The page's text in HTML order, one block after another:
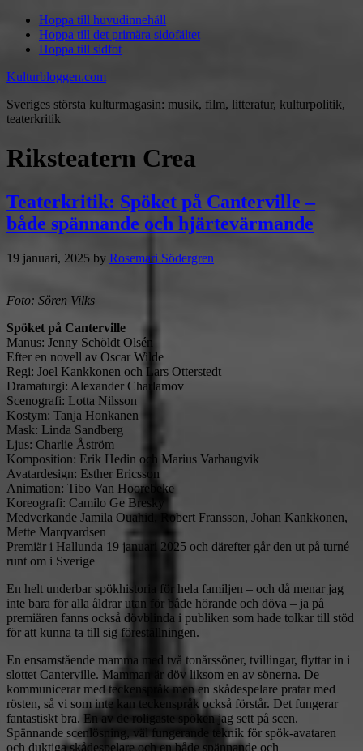
Hoppa till huvudinnehåll
Hoppa till det primära sidofältet
Hoppa till sidfot
Kulturbloggen.com
Sveriges största kulturmagasin: musik, film, litteratur, kulturpolitik,
teaterkritik
Riksteatern Crea
Teaterkritik: Spöket på Canterville –
både spännande och hjärtevärmande
19 januari, 2025 by Rosemari Södergren
Foto: Sören Vilks
Spöket på Canterville
Manus: Jenny Schöldt Olsén
Efter en novell av Oscar Wilde
Regi: Joel Kankkonen och Lars Otterstedt
Dramaturgi: Alexander Charlamov
Scenografi: Lotta Nilsson
Kostym: Tanja Honkanen
Mask: Linda Sandberg
Ljus: Charlie Åström
Komposition: Erik Hedin och Marius Varhaugvik
Avatardesign: Esther Ericsson
Animation: Tibo Van Hoorebeke
Koreografi: Camilo Ge Bresky
Medverkande Jamila Ouahid, Robert Fransson, Johan Kankkonen,
Mette Marqvardsen
Premiär i Hallunda 19 januari 2025 och därefter går den ut på turné
runt om i Sverige
En helt underbar spökhistoria för hela familjen – och då menar jag
inte bara för alla åldrar utan för både hörande och döva – ja på
premiären fanns också dövblinda i publiken som hade tolkar till stöd
för att kunna ta till sig föreställningen.
En ensamstående mamma med två tonårssöner, tvillingar, flyttar in i
slottet Canterville. Mamman är döv liksom en av sönerna. De
kommunicerar med teckenspråk men en skådespelare pratar med
rösten, så vi som inte kan teckenspråk också förstår. Det fungerar
fantastiskt bra. En av de roligaste spöken jag sett på scen.
Spännande scenlösning, väl fungerande teknik för spök-avataren
och duktiga skådespelare och en både spännande och